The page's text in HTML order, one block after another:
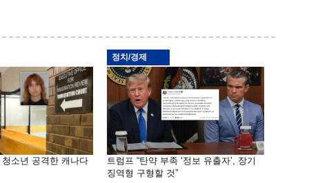
청소년 공격한 캐나다
정치/경제
트럼프 “탄약 부족 ‘정보 유출자’, 장기
징역형 구형할 것”